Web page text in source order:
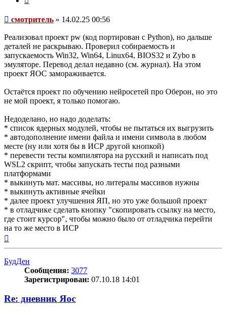
Сообщение
смотритель » 14.02.25 00:56
Реализовал проект pw (код портирован с Python), но дальше
деталей не раскрываю. Проверил собираемость и
запускаемость Win32, Win64, Linux64, BIOS32 и Zybo в
эмуляторе. Перевод делал недавно (см. журнал). На этом
проект ЯОС замораживается.
Остаётся проект по обучению нейросетей про Оберон, но это
не мой проект, я только помогаю.
Недоделано, но надо доделать:
* список ядерных модулей, чтобы не пытаться их выгрузить
* автодополнение имени файла и имени символа в любом
месте (ну или хотя бы в ИСР другой кнопкой)
* перевести тесты компилятора на русский и написать под
WSL2 скрипт, чтобы запускать тесты под разными
платформами
* выкинуть мат. массивы, но литералы массивов нужны
* выкинуть активные ячейки
* далее проект улучшения ЯП, но это уже большой проект
* в отладчике сделать кнопку "скопировать ссылку на место,
где стоит курсор", чтобы можно было от отладчика перейти
на то же место в ИСР
БудДен
Сообщения: 3077
Зарегистрирован: 07.10.18 14:01
Re: дневник Яос